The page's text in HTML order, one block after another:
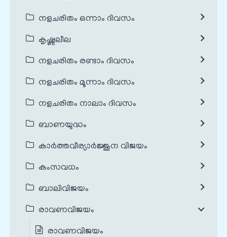
നളചരിതം ഒന്നാം ദിവസം
കൃഷ്ണലീല
നളചരിതം രണ്ടാം ദിവസം
നളചരിതം മൂന്നാം ദിവസം
നളചരിതം നാലാം ദിവസം
ബാണയുദ്ധം
കാർത്തവീര്യാർജ്ജുന വിജയം
കംസവധം
ബാലിവിജയം
രാവണവിജയം
രാവണവിജയം